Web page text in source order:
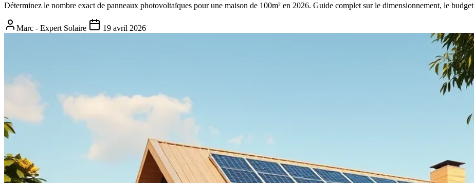
Déterminez le nombre exact de panneaux photovoltaïques pour une maison de 100m² en 2026. Guide complet sur le dimensionnement, le
Marc - Expert Solaire 19 avril 2026